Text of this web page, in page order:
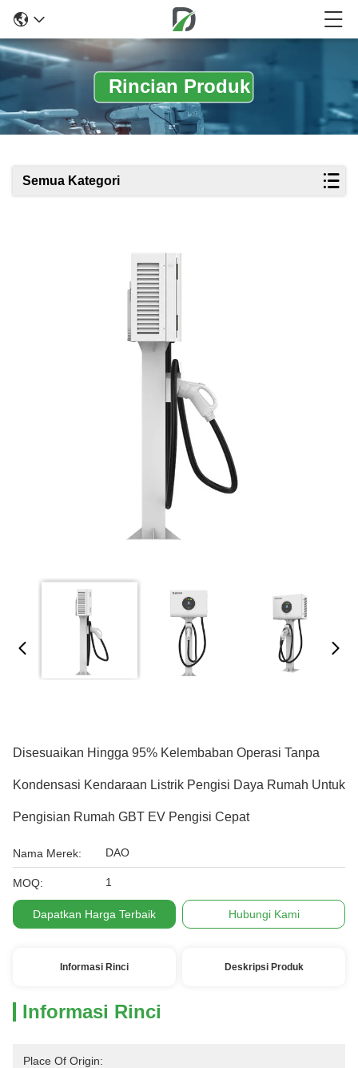
Rincian Produk
Semua Kategori
Disesuaikan Hingga 95% Kelembaban Operasi Tanpa
Kondensasi Kendaraan Listrik Pengisi Daya Rumah Untuk
Pengisian Rumah GBT EV Pengisi Cepat
Nama Merek: DAO
MOQ: 1
Dapatkan Harga Terbaik Hubungi Kami
Informasi Rinci Deskripsi Produk
Informasi Rinci
Place Of Origin: